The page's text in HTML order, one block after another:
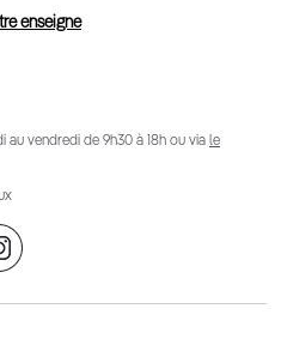
enseigne
au vendredi de 9h30 à 18h ou via le